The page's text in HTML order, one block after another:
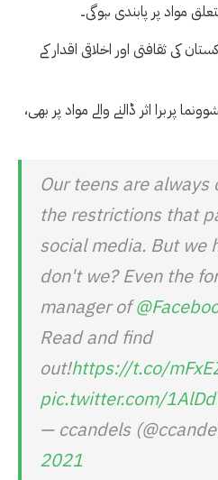
مواد پر پابندی ہوگی۔
کی ثقافتی اور اخلاقی اقدار کے
،اور بچوں کی ذہنی اور جسمانی نشوونما پربرا اثر ڈالنے والے مواد پر بھی
Our teens are
the restrictions that
social media. But we
don't we? Even the
manager of
Read and find
out!https://t.co/
pic.twitter.com/
— ccandels
2021